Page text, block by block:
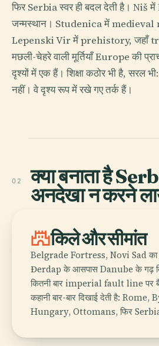
फिर Serbia स्वर ही बदल देती है।
जन्मस्थान। Studenica में medieval
Lepenski Vir में prehistory, जहाँ
मछली-चेहरे वाली मूर्तियाँ Europe की
दृश्यों में एक हैं। शिक्षा कठोर भी है, सरल
नहीं। वे दृश्य रूप में रखे गए तर्क हैं।
02 क्या बनाता है
अनदेखा न करने
castleकिले और सीमांत
Belgrade Fortress, Novi Sad
Đerdap के आसपास Danube के गढ़
कितनी बार imperial fault line पर
कहानी बार-बार दिखाई देती है:
Hungary, Ottomans, फिर